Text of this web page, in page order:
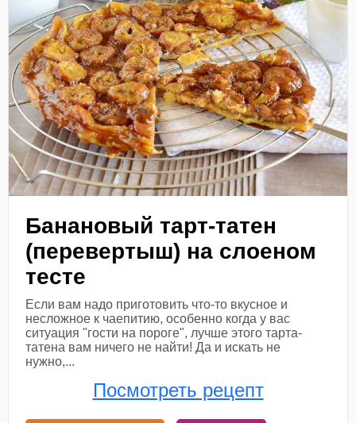
Банановый тарт-татен
(перевертыш) на слоеном
тесте
Если вам надо приготовить что-то вкусное и
несложное к чаепитию, особенно когда у вас
ситуация "гости на пороге", лучше этого тарта-
татена вам ничего не найти! Да и искать не
нужно,...
Посмотреть рецепт